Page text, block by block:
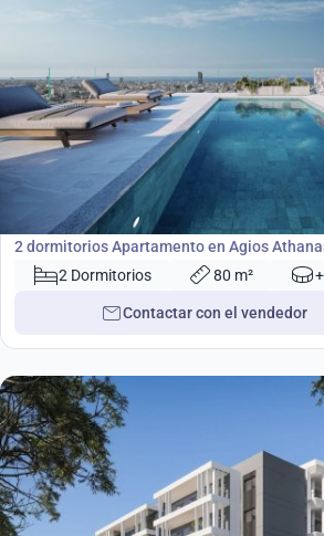
€ 360 000
Apartamento
2 dormitorios Apartamento en Agios
No. 463762 Dormitorios 80 m²
Contactar con el vendedor